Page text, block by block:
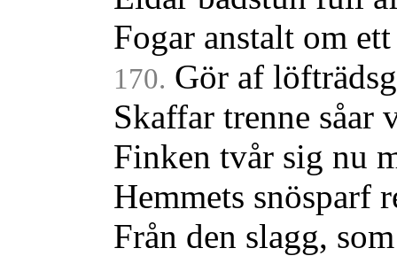
Fogar anstalt om
170. Gör af
Skaffar trenne såar
Finken tvår sig nu
Hemmets snösparf
Från den slagg,